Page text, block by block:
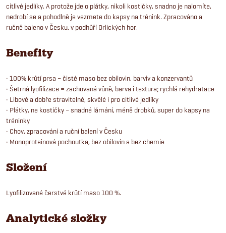
citlivé jedlíky. A protože jde o plátky, nikoli kostičky, snadno je nalomíte,
nedrobí se a pohodlně je vezmete do kapsy na trénink. Zpracováno a
ručně baleno v Česku, v podhůří Orlických hor.
Benefity
• 100% krůtí prsa – čisté maso bez obilovin, barviv a konzervantů
• Šetrná lyofilizace = zachovaná vůně, barva i textura; rychlá rehydratace
• Libové a dobře stravitelné, skvělé i pro citlivé jedlíky
• Plátky, ne kostičky – snadné lámání, méně drobků, super do kapsy na
tréninky
• Chov, zpracování a ruční balení v Česku
• Monoproteinová pochoutka, bez obilovin a bez chemie
Složení
Lyofilizované čerstvé krůtí maso 100 %.
Analytické složky